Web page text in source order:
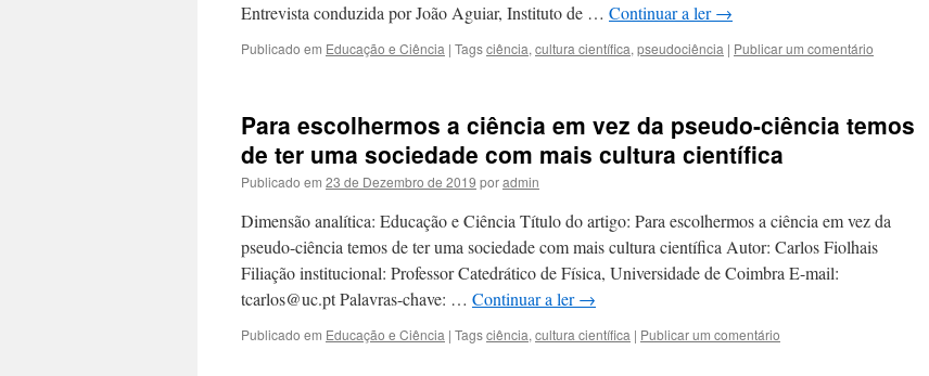
Entrevista conduzida por João Aguiar, Instituto de … Continuar a ler→
Publicado em Educação e Ciência | Tagsciência, cultura científica, pseudociência | Publicar um comentário
Para escolhermos a ciência em vez da pseudo-ciência temos
de ter uma sociedade com mais cultura científica
Publicado em 23 de Dezembro de 2019 poradmin
Dimensão analítica: Educação e Ciência Título do artigo: Para escolhermos a ciência em vez da
pseudo-ciência temos de ter uma sociedade com mais cultura científica Autor: Carlos Fiolhais
Filiação institucional: Professor Catedrático de Física, Universidade de Coimbra E-mail:
tcarlos@uc.pt Palavras-chave: … Continuar a ler→
Publicado em Educação e Ciência | Tagsciência, cultura científica | Publicar um comentário